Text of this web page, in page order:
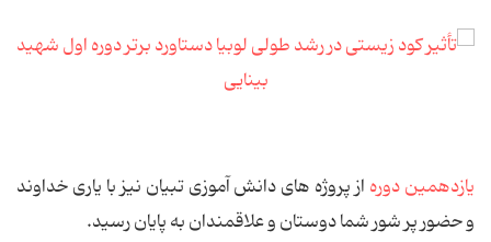
یازدهمین دوره از پروژه های دانش آموزی تبیان نیز با یاری خداوند
و حضور پر شور شما دوستان و علاقمندان به پایان رسید.